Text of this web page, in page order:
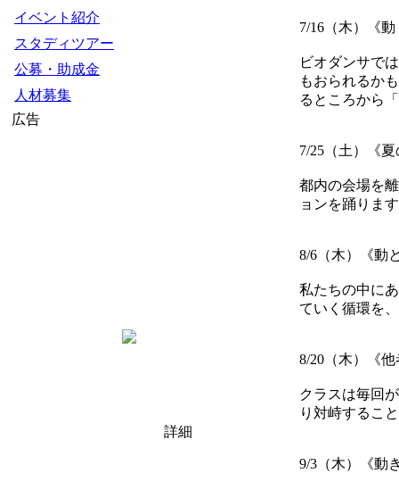
イベント紹介
スタディツアー
公募・助成金
人材募集
広告
詳細
7/16（木）《
ビオダンサで
もおられるか
るところから
7/25（土）《
都内の会場を
ョンを踊りま
8/6（木）《動
私たちの中に
ていく循環を
8/20（木）《
クラスは毎回
り対峙するこ
9/3（木）《動